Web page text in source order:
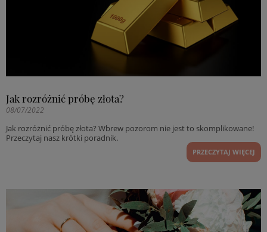
Jak rozróżnić próbę złota?
08/07/2022
Jak rozróżnić próbę złota? Wbrew pozorom nie jest to skomplikowane!
Przeczytaj nasz krótki poradnik.
PRZECZYTAJ WIĘCEJ